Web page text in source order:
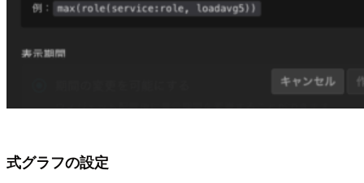
式グラフの設定